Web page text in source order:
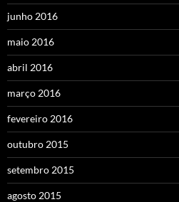
junho 2016
maio 2016
abril 2016
março 2016
fevereiro 2016
outubro 2015
setembro 2015
agosto 2015